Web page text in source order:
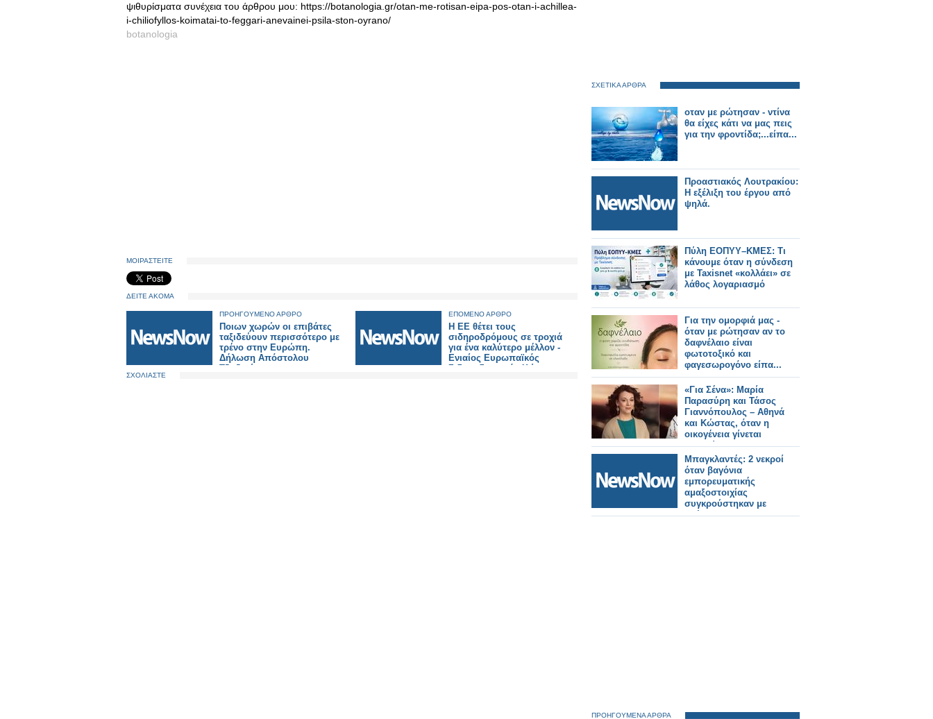
ψιθυρίσματα συνέχεια του άρθρου μου: https://botanologia.gr/otan-me-rotisan-eipa-pos-otan-i-achillea-
i-chiliofyllos-koimatai-to-feggari-anevainei-psila-ston-oyrano/
botanologia
ΜΟΙΡΑΣΤΕΙΤΕ
ΔΕΙΤΕ ΑΚΟΜΑ
ΠΡΟΗΓΟΥΜΕΝΟ ΑΡΘΡΟ
Ποιων χωρών οι επιβάτες
ταξιδεύουν περισσότερο με
τρένο στην Ευρώπη.
Δήλωση Απόστολου
Τζιτζικώστα.
ΕΠΟΜΕΝΟ ΑΡΘΡΟ
Η ΕΕ θέτει τους
σιδηροδρόμους σε τροχιά
για ένα καλύτερο μέλλον -
Ενιαίος Ευρωπαϊκός
Σιδηροδρομικός Χώρος.
ΣΧΟΛΙΑΣΤΕ
ΣΧΕΤΙΚΑ ΑΡΘΡΑ
οταν με ρώτησαν - ντίνα
θα είχες κάτι να μας πεις
για την φροντίδα;...είπα...
Προαστιακός Λουτρακίου:
Η εξέλιξη του έργου από
ψηλά.
Πύλη ΕΟΠΥΥ–ΚΜΕΣ: Τι
κάνουμε όταν η σύνδεση
με Taxisnet «κολλάει» σε
λάθος λογαριασμό
Για την ομορφιά μας -
όταν με ρώτησαν αν το
δαφνέλαιο είναι
φωτοτοξικό και
φαγεσωρογόνο είπα...
«Για Σένα»: Μαρία
Παρασύρη και Τάσος
Γιαννόπουλος – Αθηνά
και Κώστας, όταν η
οικογένεια γίνεται
καταφύγιο
Μπαγκλαντές: 2 νεκροί
όταν βαγόνια
εμπορευματικής
αμαξοστοιχίας
συγκρούστηκαν με
οχήματα.
ΠΡΟΗΓΟΥΜΕΝΑ ΑΡΘΡΑ